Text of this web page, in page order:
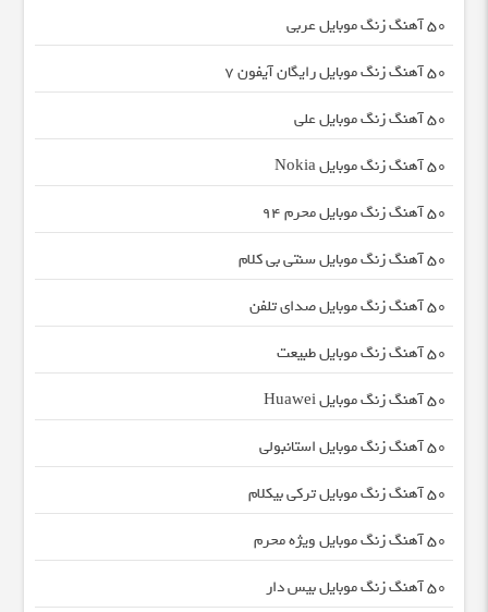
50 آهنگ زنگ موبایل عربی
50 آهنگ زنگ موبایل رایگان آیفون 7
50 آهنگ زنگ موبایل علی
50 آهنگ زنگ موبایل Nokia
50 آهنگ زنگ موبایل محرم 94
50 آهنگ زنگ موبایل سنتی بی کلام
50 آهنگ زنگ موبایل صدای تلفن
50 آهنگ زنگ موبایل طبیعت
50 آهنگ زنگ موبایل Huawei
50 آهنگ زنگ موبایل استانبولی
50 آهنگ زنگ موبایل ترکی بیکلام
50 آهنگ زنگ موبایل ویژه محرم
50 آهنگ زنگ موبایل بیس دار